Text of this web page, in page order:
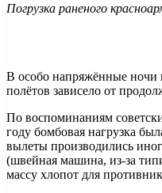
Погрузка раненого
В особо напряжённые ночи
полётов зависело от
По воспоминаниям
году бомбовая нагрузка
вылеты производились
(швейная машина, из-за
массу хлопот для